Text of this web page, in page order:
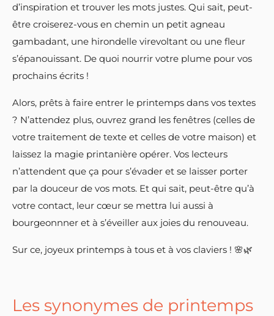
d’inspiration et trouver les mots justes. Qui sait, peut-
être croiserez-vous en chemin un petit agneau
gambadant, une hirondelle virevoltant ou une fleur
s’épanouissant. De quoi nourrir votre plume pour vos
prochains écrits !
Alors, prêts à faire entrer le printemps dans vos textes
? N’attendez plus, ouvrez grand les fenêtres (celles de
votre traitement de texte et celles de votre maison) et
laissez la magie printanière opérer. Vos lecteurs
n’attendent que ça pour s’évader et se laisser porter
par la douceur de vos mots. Et qui sait, peut-être qu’à
votre contact, leur cœur se mettra lui aussi à
bourgeonnner et à s’éveiller aux joies du renouveau.
Sur ce, joyeux printemps à tous et à vos claviers ! 🌸🌿
Les synonymes de printemps